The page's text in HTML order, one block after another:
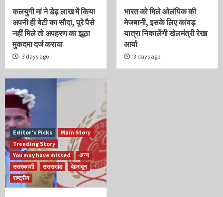
कलयुगी मां ने डेढ़ लाख में किया
अपनी ही बेटी का सौदा, पूरे पैसे
नहीं मिले तो अपहरण का झूठा
मुकदमा दर्ज कराया
3 days ago
भारत को मिले ओलंपिक की
मेजबानी, इसके लिए कांवड़
यात्रा निकालेंगी खेलमंत्री रेखा
आर्या
3 days ago
Editor’s Picks
Main Story
Trending Story
You may have missed
अन्य
उत्तरकाशी
उत्तराखंड
देहरादून
राष्ट्रीय